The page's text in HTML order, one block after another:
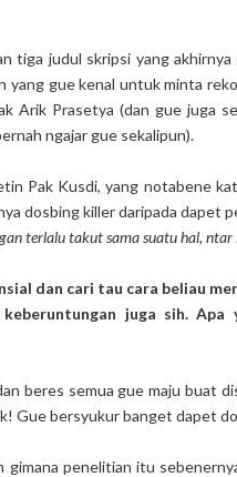
tiga judul skripsi yang
yang gue kenal untuk minta
Arik Prasetya (dan gue juga
ngajar gue sekalipun).
Pak Kusdi, yang notabene
dosbing killer daripada dapet
terlalu takut sama suatu hal,
dan cari tau cara beliau
juga sih.
beres semua gue maju buat
Gue bersyukur banget dapet
gimana penelitian itu